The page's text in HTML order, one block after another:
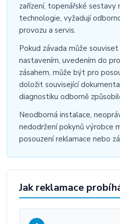
zařízení, topenářské sestavy
technologie, vyžadují
provozu a servis.
Pokud závada může
nastavením, uvedením do
zásahem, může být pro
doložit související
diagnostiku odborně
Neodborná instalace,
nedodržení pokynů výrobce
posouzení reklamace nebo
Jak reklamace